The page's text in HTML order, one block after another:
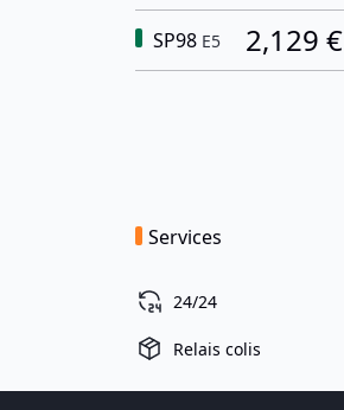
SP98 E5 2,129 €
Services
24/24
Relais colis